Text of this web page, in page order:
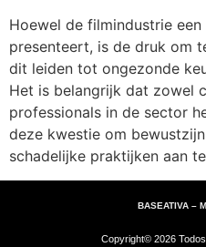
Hoewel de filmindustrie
presenteert, is de druk om
dit leiden tot ongezonde
Het is belangrijk dat zowel
professionals in de sector
deze kwestie om
schadelijke praktijken aan
BASEATIVA –
Copyright© 2026